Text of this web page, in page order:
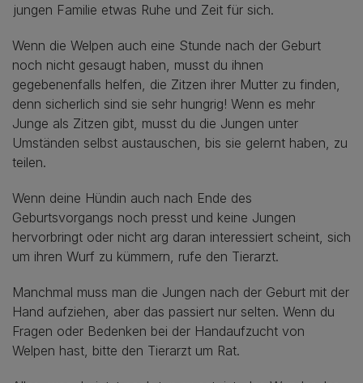
jungen Familie etwas Ruhe und Zeit für sich.
Wenn die Welpen auch eine Stunde nach der Geburt
noch nicht gesaugt haben, musst du ihnen
gegebenenfalls helfen, die Zitzen ihrer Mutter zu finden,
denn sicherlich sind sie sehr hungrig! Wenn es mehr
Junge als Zitzen gibt, musst du die Jungen unter
Umständen selbst austauschen, bis sie gelernt haben, zu
teilen.
Wenn deine Hündin auch nach Ende des
Geburtsvorgangs noch presst und keine Jungen
hervorbringt oder nicht arg daran interessiert scheint, sich
um ihren Wurf zu kümmern, rufe den Tierarzt.
Manchmal muss man die Jungen nach der Geburt mit der
Hand aufziehen, aber das passiert nur selten. Wenn du
Fragen oder Bedenken bei der Handaufzucht von
Welpen hast, bitte den Tierarzt um Rat.